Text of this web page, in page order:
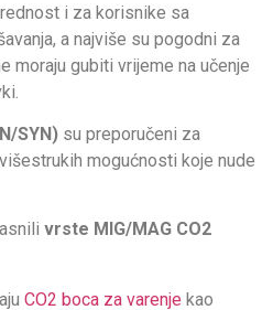
i za korisnike sa
a najviše su pogodni za
moraju gubiti vrijeme na učenje
SYN) su preporučeni za
mogućnosti koje nude
vrste MIG/MAG CO2
CO2 boca za varenje kao